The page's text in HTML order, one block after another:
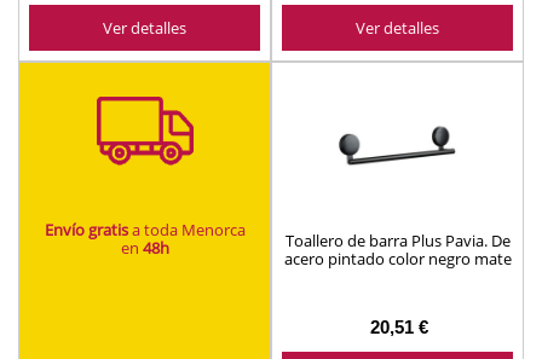
Ver detalles Ver detalles
Envío gratisa toda Menorca
en 48h
Toallero de barra Plus Pavia. De
acero pintado color negro mate
20,51 €